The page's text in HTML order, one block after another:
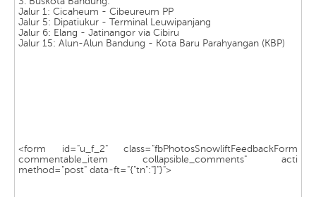
Jalur 1: Cicaheum - Cibeureum PP
Jalur 5: Dipatiukur - Terminal Leuwipanjang
Jalur 6: Elang - Jatinangor via Cibiru
Jalur 15: Alun-Alun Bandung - Kota Baru Parahyangan (KBP)
<form id="u_f_2" class="fbPhotosSnowliftFeedbackForm
commentable_item collapsible_comments" acti
method="post" data-ft="{"tn":"]"}">